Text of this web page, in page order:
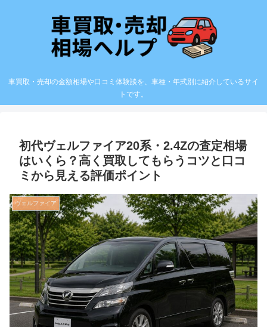
車買取・売却の金額相場や口コミ体験談を、車種・年式別に紹介しているサイ
トです。
初代ヴェルファイア20系・2.4Zの査定相場
はいくら？高く買取してもらうコツと口コ
ミから見える評価ポイント
ヴェルファイア